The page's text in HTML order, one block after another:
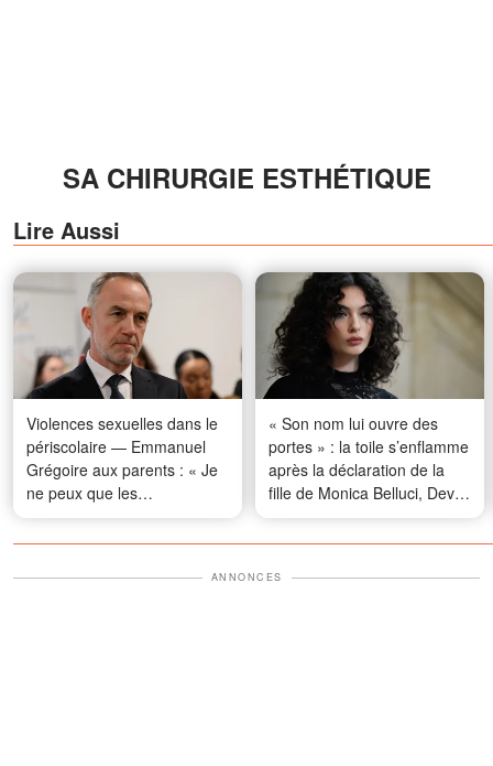
SA CHIRURGIE ESTHÉTIQUE
Lire Aussi
Violences sexuelles dans le
périscolaire — Emmanuel
Grégoire aux parents : « Je
ne peux que les
comprendre, leur demander
pardon »
« Son nom lui ouvre des
portes » : la toile s’enflamme
après la déclaration de la
fille de Monica Belluci, Deva
Cassel
ANNONCES